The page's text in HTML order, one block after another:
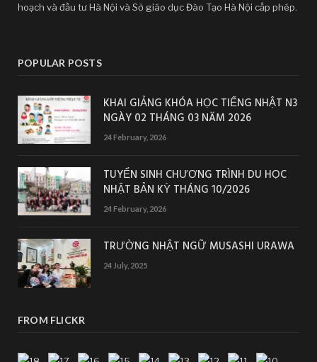
hoạch và đầu tư Hà Nội và Sở giáo dục Đào Tạo Hà Nội cấp phép.
POPULAR POSTS
KHAI GIẢNG KHÓA HỌC TIẾNG NHẬT N3
NGÀY 02 THÁNG 03 NĂM 2026
24 February, 2026
TUYỂN SINH CHƯƠNG TRÌNH DU HỌC
NHẬT BẢN KỲ THÁNG 10/2026
24 February, 2026
TRƯỜNG NHẬT NGỮ MUSASHI URAWA
24 July, 2025
FROM FLICKR